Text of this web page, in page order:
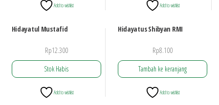
Add to wishlist Add to wishlist
Hidayatul Mustafid
Rp12.300
Stok Habis
Add to wishlist
Hidayatus Shibyan RMI
Rp8.100
Tambah ke keranjang
Add to wishlist